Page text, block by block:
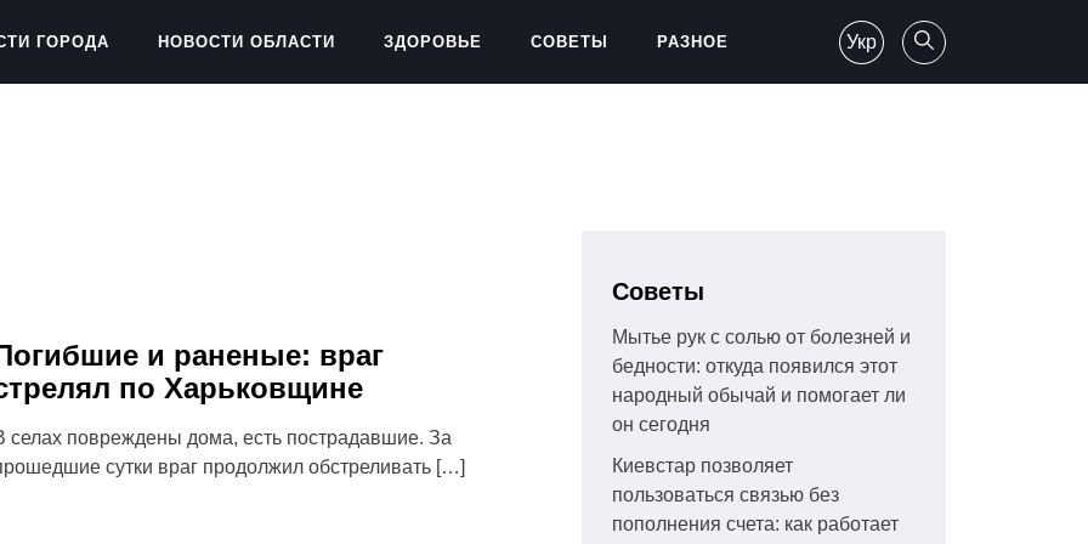
ГОРОДА НОВОСТИ ОБЛАСТИ ЗДОРОВЬЕ СОВЕТЫ РАЗНОЕ Укр
и раненые: враг
по Харьковщине
селах повреждены дома, есть пострадавшие. За
сутки враг продолжил обстреливать […]
Советы
Мытье рук с солью от болезней и
бедности: откуда появился этот
народный обычай и помогает ли
он сегодня
Киевстар позволяет
пользоваться связью без
пополнения счета: как работает